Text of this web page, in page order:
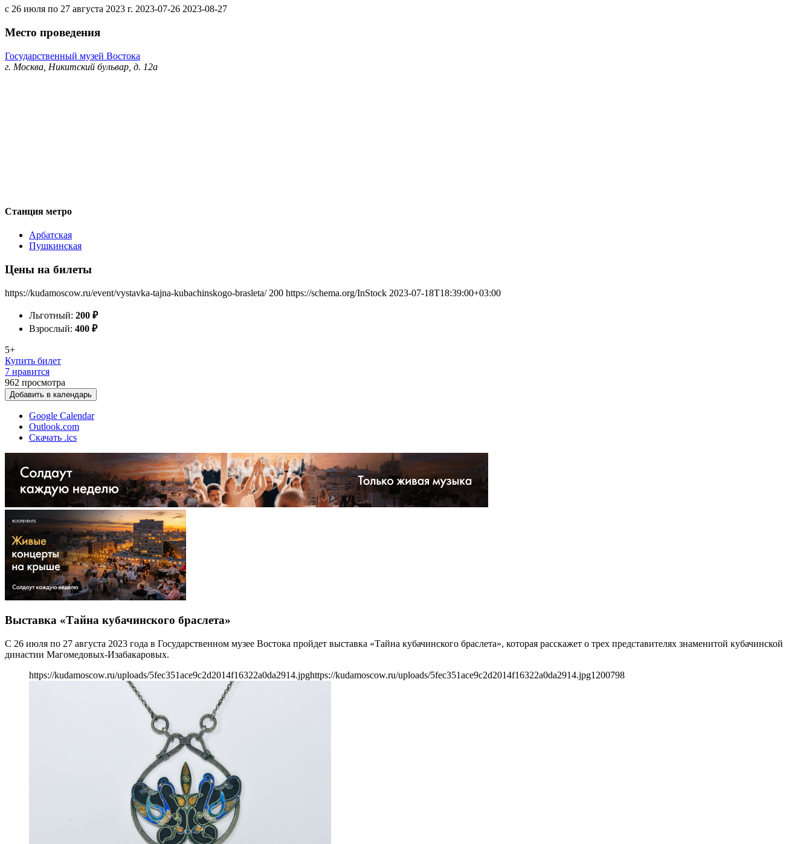
с 26 июля по 27 августа 2023 г. 2023-07-26 2023-08-27
Место проведения
Государственный музей Востока
г. Москва, Никитский бульвар, д. 12а
Станция метро
Арбатская
Пушкинская
Цены на билеты
https://kudamoscow.ru/event/vystavka-tajna-kubachinskogo-brasleta/ 200 https://schema.org/InStock 2023-07-18T18:39:00+03:00
Льготный: 200 ₽
Взрослый: 400 ₽
5+
Купить билет
7 нравится
962 просмотра
Добавить в календарь
Google Calendar
Outlook.com
Скачать .ics
Выставка «Тайна кубачинского браслета»
С 26 июля по 27 августа 2023 года в Государственном музее Востока пройдет выставка «Тайна кубачинского браслета», которая расскажет о трех представителях знаменитой кубачинской
династии Магомедовых-Изабакаровых.
https://kudamoscow.ru/uploads/5fec351ace9c2d2014f16322a0da2914.jpghttps://kudamoscow.ru/uploads/5fec351ace9c2d2014f16322a0da2914.jpg1200798